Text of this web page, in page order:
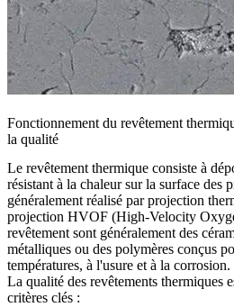
Fonctionnement du revêtement
la qualité
Le revêtement thermique consiste à
résistant à la chaleur sur la surface des
généralement réalisé par projection
projection HVOF (High-Velocity
revêtement sont généralement des
métalliques ou des polymères conçus
températures, à l'usure et à la corrosion.
La qualité des revêtements thermiques
critères clés :